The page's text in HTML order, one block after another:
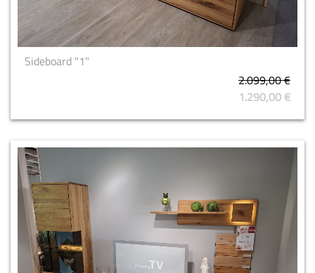
Sideboard "1"
2.099,00 €
1.290,00 €